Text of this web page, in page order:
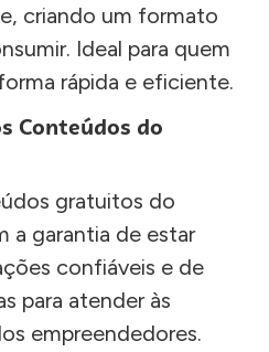
criando um formato
Ideal para quem
rápida e eficiente.
Conteúdos do
gratuitos do
a garantia de estar
confiáveis e de
para atender às
empreendedores.